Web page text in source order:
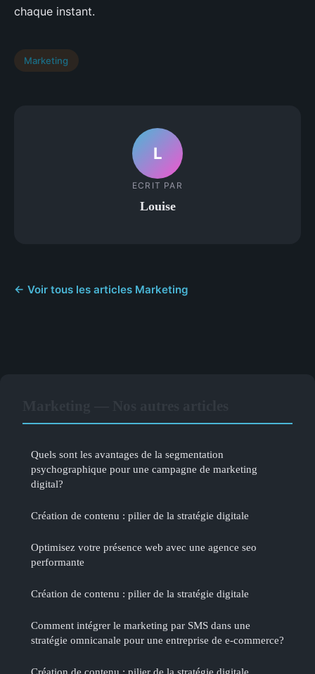
chaque instant.
Marketing
L
ECRIT PAR
Louise
← Voir tous les articles Marketing
Quels sont les avantages de la segmentation
psychographique pour une campagne de marketing
digital?
Création de contenu : pilier de la stratégie digitale
Optimisez votre présence web avec une agence seo
performante
Création de contenu : pilier de la stratégie digitale
Comment intégrer le marketing par SMS dans une
stratégie omnicanale pour une entreprise de e-commerce?